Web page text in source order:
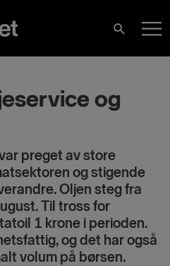
Sök
og
preget av store
og stigende
Oljen steg fra
Til tross for
1 krone i perioden.
og det har også
volum på børsen.